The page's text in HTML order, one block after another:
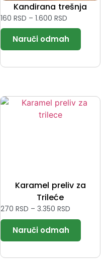
Kandirana trešnja
160 RSD – 1.600 RSD
Karamel preliv za
Trileće
270 RSD – 3.350 RSD